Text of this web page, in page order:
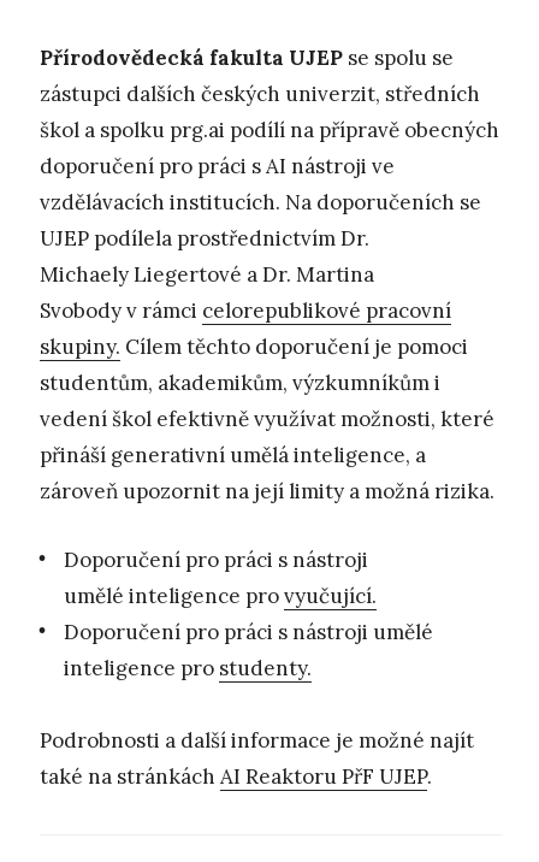
Přírodovědecká fakulta UJEP se spolu se
zástupci dalších českých univerzit, středních
škol a spolku prg.ai podílí na přípravě obecných
doporučení pro práci s AI nástroji ve
vzdělávacích institucích. Na doporučeních se
UJEP podílela prostřednictvím Dr.
Michaely Liegertové a Dr. Martina
Svobody v rámci celorepublikové pracovní
skupiny. Cílem těchto doporučení je pomoci
studentům, akademikům, výzkumníkům i
vedení škol efektivně využívat možnosti, které
přináší generativní umělá inteligence, a
zároveň upozornit na její limity a možná rizika.
Doporučení pro práci s nástroji
umělé inteligence provyučující.
Doporučení pro práci s nástroji umělé
inteligence pro studenty.
Podrobnosti a další informace je možné najít
také na stránkách AI Reaktoru PřF UJEP.